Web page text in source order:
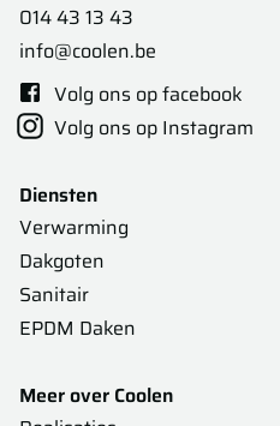
014 43 13 43
info@coolen.be
Volg ons op facebook
Volg ons op Instagram
Diensten
Verwarming
Dakgoten
Sanitair
EPDM Daken
Meer over Coolen